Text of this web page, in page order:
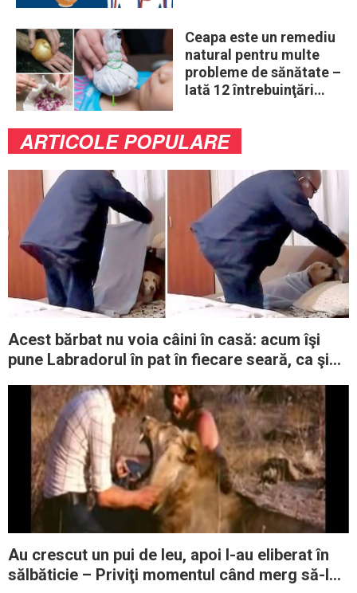
Ceapa este un remediu
natural pentru multe
probleme de sănătate –
Iată 12 întrebuinţări
ARTICOLE POPULARE
Acest bărbat nu voia câini în casă: acum îşi
pune Labradorul în pat în fiecare seară, ca şi
Au crescut un pui de leu, apoi l-au eliberat în
sălbăticie – Priviţi momentul când merg să-l